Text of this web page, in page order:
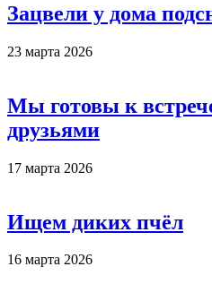
Зацвели у дома
23 марта 2026
Мы готовы к
друзьями
17 марта 2026
Ищем диких пчёл
16 марта 2026